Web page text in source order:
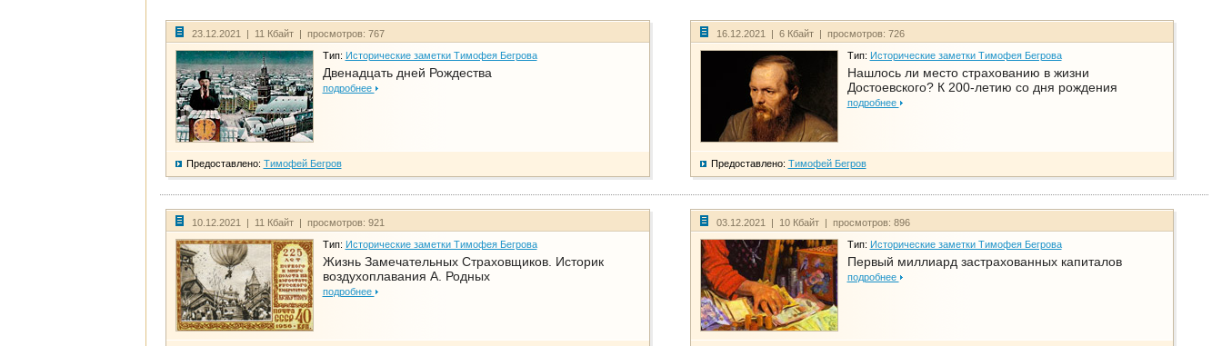
23.12.2021 | 11 Кбайт | просмотров: 767
Тип: Исторические заметки Тимофея Бегрова
Двенадцать дней Рождества
подробнее
Предоставлено: Тимофей Бегров
16.12.2021 | 6 Кбайт | просмотров: 726
Тип: Исторические заметки Тимофея Бегрова
Нашлось ли место страхованию в жизни
Достоевского? К 200-летию со дня рождения
подробнее
Предоставлено: Тимофей Бегров
10.12.2021 | 11 Кбайт | просмотров: 921
Тип: Исторические заметки Тимофея Бегрова
Жизнь Замечательных Страховщиков. Историк
воздухоплавания А. Родных
подробнее
03.12.2021 | 10 Кбайт | просмотров: 896
Тип: Исторические заметки Тимофея Бегрова
Первый миллиард застрахованных капиталов
подробнее